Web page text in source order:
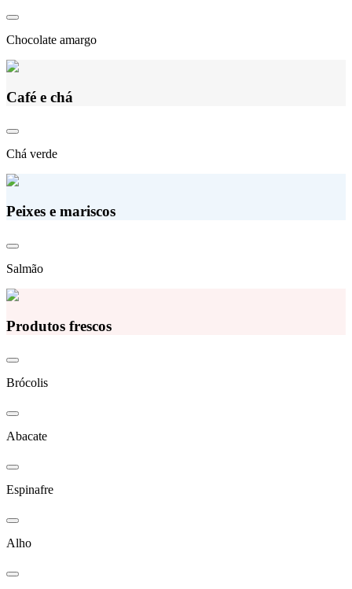
Chocolate amargo
Café e chá
Chá verde
Peixes e mariscos
Salmão
Produtos frescos
Brócolis
Abacate
Espinafre
Alho